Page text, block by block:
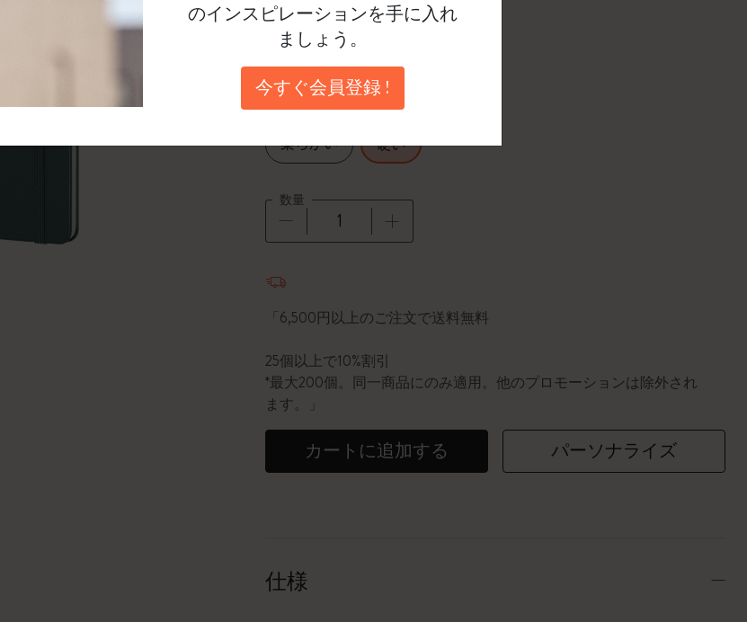
スチューデントカイエジャーナル
ライフプランナー・コレクション
馬年コレクション
ナサにインスパイアされたコレクショ
Select a size
Large 13x21 cm
Select a cover
柔らかい 硬い
数量
「6,500円以上のご注文で送料無料
25個以上で10%割引
*最大200個。同一商品にのみ適用。他のプロモーションは除外され
ます。」
カートに追加する パーソナライズ
仕様
のインスピレーションを手に入れ
ましょう。
今すぐ会員登録 !